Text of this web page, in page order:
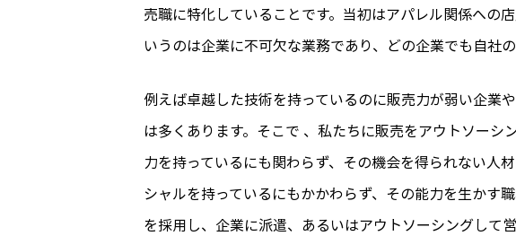
売職に特化していることです。当初はアパレル関係への
いうのは企業に不可欠な業務であり、どの企業でも自社
例えば卓越した技術を持っているのに販売力が弱い企業
は多くあります。そこで 、私たちに販売をアウトソー
力を持っているにも関わらず、その機会を得られない人
シャルを持っているにもかかわらず、その能力を生かす
を採用し、企業に派遣、あるいはアウトソーシングして